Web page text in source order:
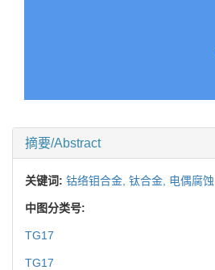
摘要/Abstract
关键词: 钴络钼合金, 钛合金, 电偶腐蚀
中图分类号:
TG17
TG17